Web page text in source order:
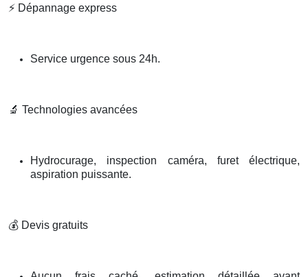
⚡ Dépannage express
Service urgence sous 24h.
🔬 Technologies avancées
Hydrocurage, inspection caméra, furet électrique,
aspiration puissante.
💰 Devis gratuits